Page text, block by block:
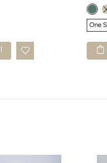
One